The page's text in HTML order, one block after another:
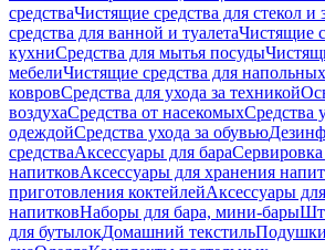
средстваЧистящие средства для стекол и
средства для ванной и туалетаЧистящие
кухниСредства для мытья посуды
мебелиЧистящие средства для
ковровСредства для ухода за техникой
воздухаСредства от насекомыхСредства
одеждойСредства ухода за обувью
средстваАксессуары для бараСервировка
напитковАксессуары для хранения
приготовления коктейлейАксессуары
напитковНаборы для бара, мини-бары
для бутылокДомашний текстиль